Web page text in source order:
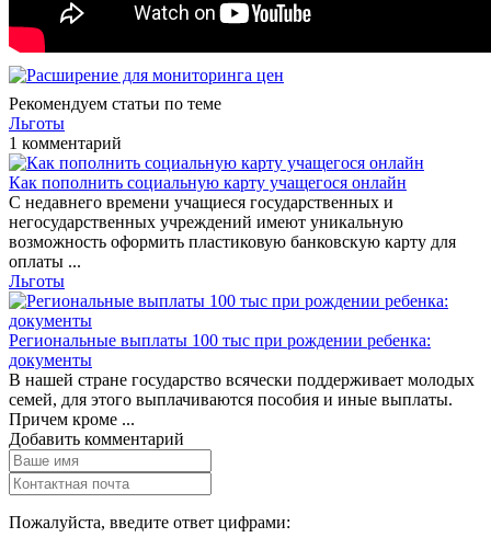
Рекомендуем статьи по теме
Льготы
1 комментарий
Как пополнить социальную карту учащегося онлайн
С недавнего времени учащиеся государственных и
негосударственных учреждений имеют уникальную
возможность оформить пластиковую банковскую карту для
оплаты ...
Льготы
Региональные выплаты 100 тыс при рождении ребенка:
документы
В нашей стране государство всячески поддерживает молодых
семей, для этого выплачиваются пособия и иные выплаты.
Причем кроме ...
Добавить комментарий
Пожалуйста, введите ответ цифрами: